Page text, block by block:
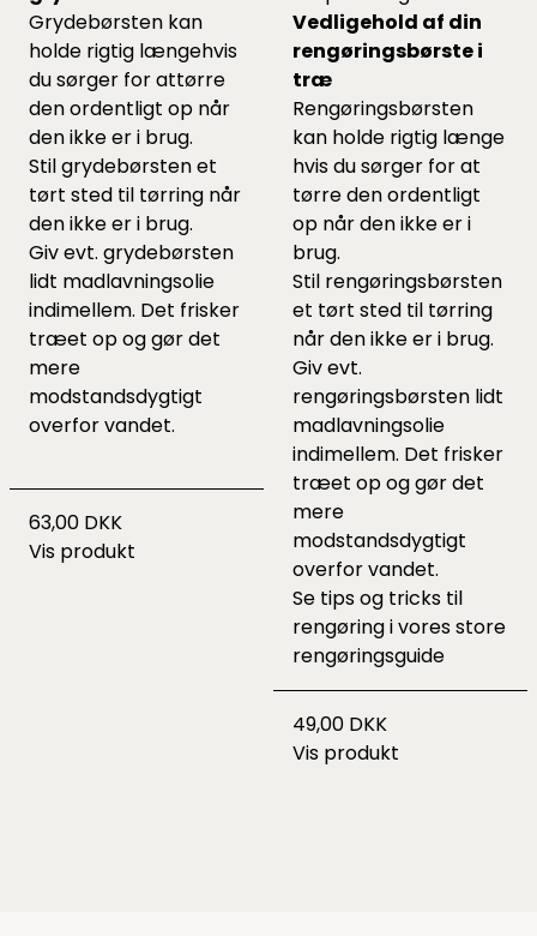
Grydebørsten kan
holde rigtig længehvis
du sørger for attørre
den ordentligt op når
den ikke er i brug.
Stil grydebørsten et
tørt sted til tørring når
den ikke er i brug.
Giv evt. grydebørsten
lidt madlavningsolie
indimellem. Det frisker
træet op og gør det
mere
modstandsdygtigt
overfor vandet.
63,00 DKK
Vis produkt
Vedligehold af din
rengøringsbørste i
træ
Rengøringsbørsten
kan holde rigtig længe
hvis du sørger for at
tørre den ordentligt
op når den ikke er i
brug.
Stil rengøringsbørsten
et tørt sted til tørring
når den ikke er i brug.
Giv evt.
rengøringsbørsten lidt
madlavningsolie
indimellem. Det frisker
træet op og gør det
mere
modstandsdygtigt
overfor vandet.
Se tips og tricks til
rengøring i voresstore
rengøringsguide
49,00 DKK
Vis produkt